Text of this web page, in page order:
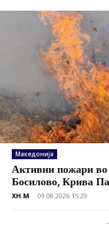
Македонија
Активни пожари
Босилово, Крива
XH M - 09.08.2026 15:29